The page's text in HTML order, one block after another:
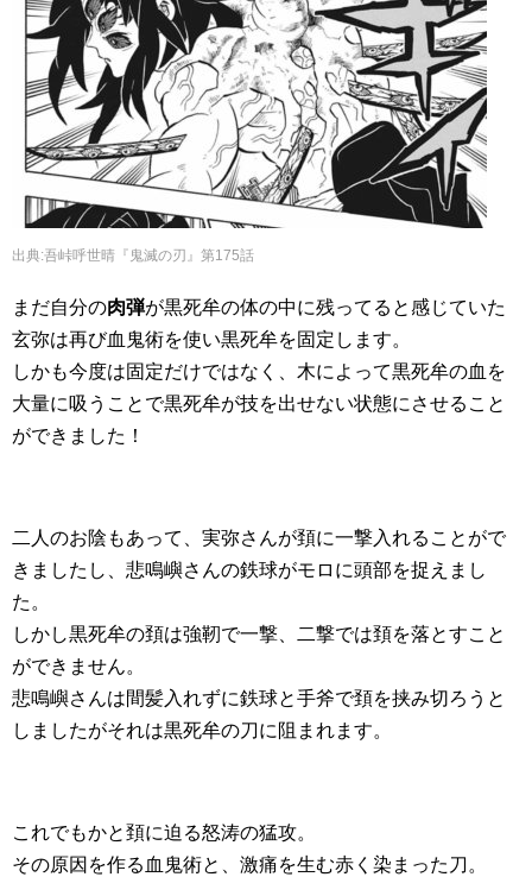
出典:吾峠呼世晴『鬼滅の刃』第175話
まだ自分の肉弾が黒死牟の体の中に残ってると感じていた
玄弥は再び血鬼術を使い黒死牟を固定します。
しかも今度は固定だけではなく、木によって黒死牟の血を
大量に吸うことで黒死牟が技を出せない状態にさせること
ができました！
二人のお陰もあって、実弥さんが頚に一撃入れることがで
きましたし、悲鳴嶼さんの鉄球がモロに頭部を捉えまし
た。
しかし黒死牟の頚は強靭で一撃、二撃では頚を落とすこと
ができません。
悲鳴嶼さんは間髪入れずに鉄球と手斧で頚を挟み切ろうと
しましたがそれは黒死牟の刀に阻まれます。
これでもかと頚に迫る怒涛の猛攻。
その原因を作る血鬼術と、激痛を生む赤く染まった刀。